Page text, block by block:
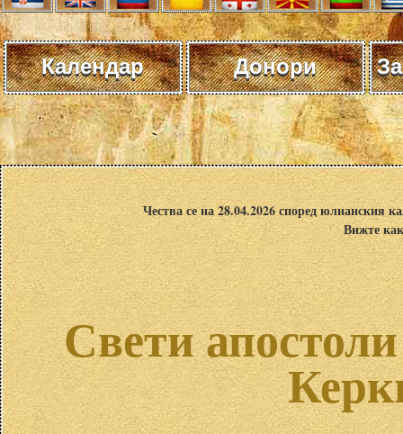
Календар Донори
Чества се на 28.04.2026 според юлианския
Вижте
Свети